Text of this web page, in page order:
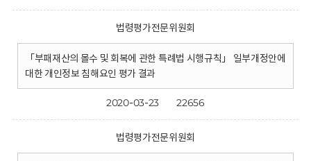
법령평가전문위원회
「부패재산의 몰수 및 회복에 관한 특례법 시행규칙」 일부개정안에
대한 개인정보 침해요인 평가 결과
2020-03-23 22656
법령평가전문위원회